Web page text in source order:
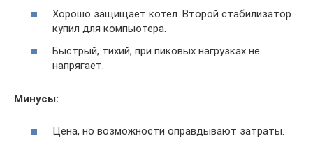
Хорошо защищает котёл. Второй стабилизатор
купил для компьютера.
Быстрый, тихий, при пиковых нагрузках не
напрягает.
Минусы:
Цена, но возможности оправдывают затраты.